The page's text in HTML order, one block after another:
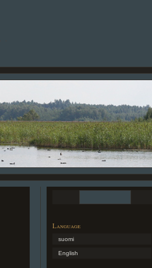
Language
suomi
English